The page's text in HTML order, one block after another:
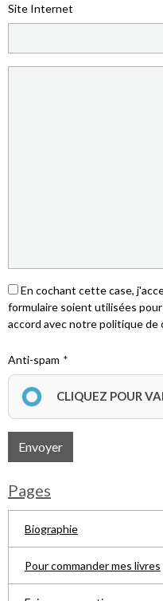
Site Internet
En cochant cette case,
formulaire soient utilisées
accord avec notre politique
Anti-spam
CLIQUEZ POUR
Envoyer
Pages
Biographie
Pour commander mes livres